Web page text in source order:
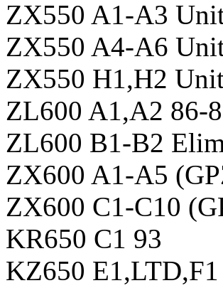
ZX550 A1-A3
ZX550 A4-A6
ZX550 H1,H2
ZL600 A1,A2 86-
ZL600 B1-B2
ZX600 A1-A5
ZX600 C1-C10
KR650 C1 93
KZ650 E1,LTD,F1